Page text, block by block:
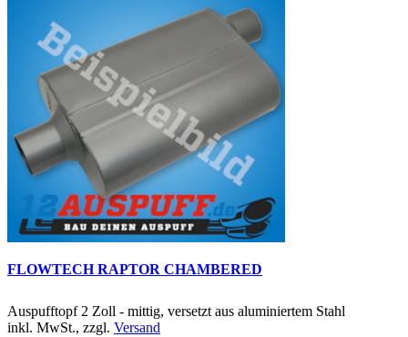
FLOWTECH RAPTOR CHAMBERED
Auspufftopf 2 Zoll - mittig, versetzt aus aluminiertem Stahl
inkl. MwSt., zzgl. Versand